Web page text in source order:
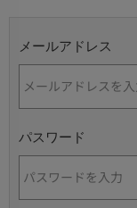
メールアドレス
パスワード